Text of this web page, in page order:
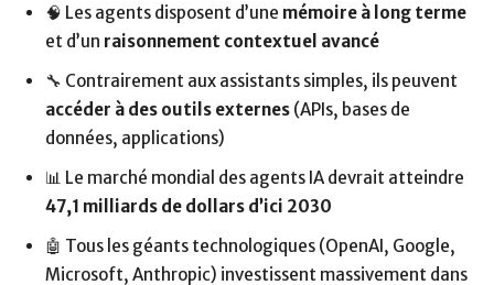
🧠 Les agents disposent d’une mémoire à long terme
et d’un raisonnement contextuel avancé
🔧 Contrairement aux assistants simples, ils peuvent
accéder à des outils externes (APIs, bases de
données, applications)
📊 Le marché mondial des agents IA devrait atteindre
47,1 milliards de dollars d’ici 2030
🤖 Tous les géants technologiques (OpenAI, Google,
Microsoft, Anthropic) investissent massivement dans